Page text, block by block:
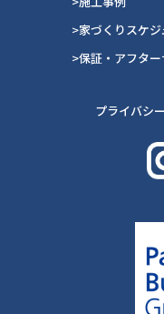
>家づくりスケ
>保証・アフター
プライバシ